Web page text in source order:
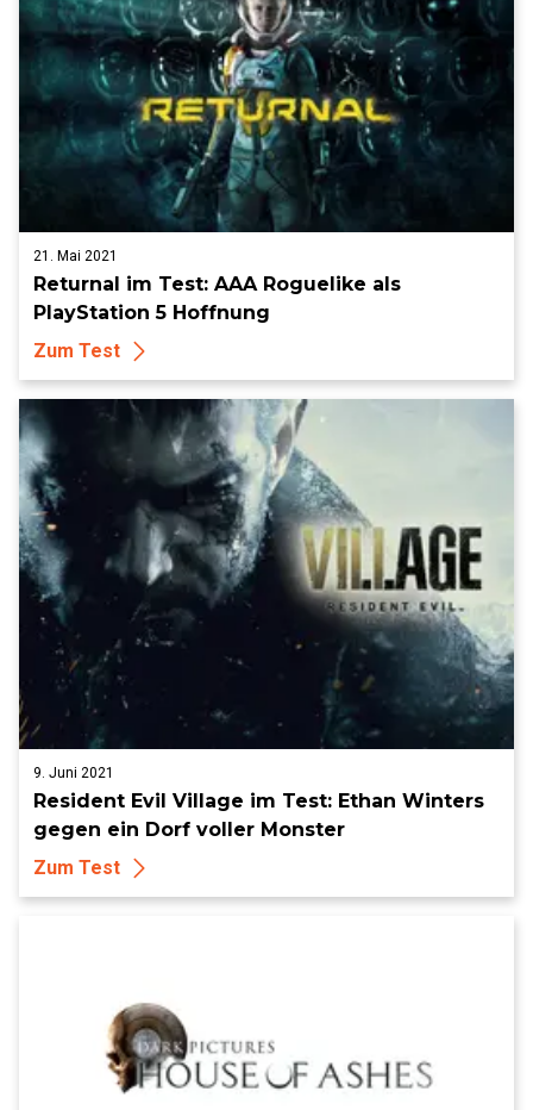
21. Mai 2021
Returnal im Test: AAA Roguelike als
PlayStation 5 Hoffnung
Zum Test
9. Juni 2021
Resident Evil Village im Test: Ethan Winters
gegen ein Dorf voller Monster
Zum Test